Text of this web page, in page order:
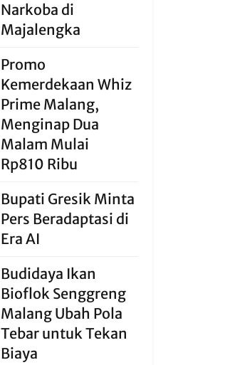
Narkoba di
Majalengka
Promo
Kemerdekaan Whiz
Prime Malang,
Menginap Dua
Malam Mulai
Rp810 Ribu
Bupati Gresik Minta
Pers Beradaptasi di
Era AI
Budidaya Ikan
Bioflok Senggreng
Malang Ubah Pola
Tebar untuk Tekan
Biaya